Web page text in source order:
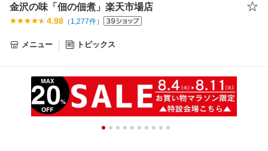
金沢の味「佃の佃煮」楽天市場店
4.98 （ 1,277件）
メニュー トピックス